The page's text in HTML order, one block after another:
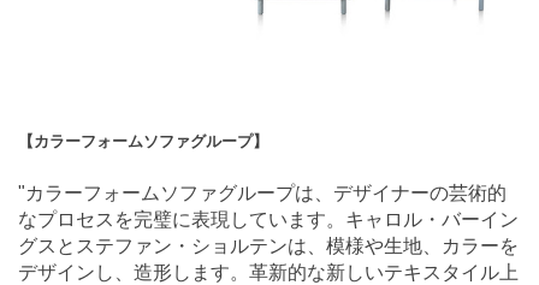
【カラーフォームソファグループ】
"カラーフォームソファグループは、デザイナーの芸術的
なプロセスを完璧に表現しています。キャロル・バーイン
グスとステファン・ショルテンは、模様や生地、カラーを
デザインし、造形します。革新的な新しいテキスタイル上